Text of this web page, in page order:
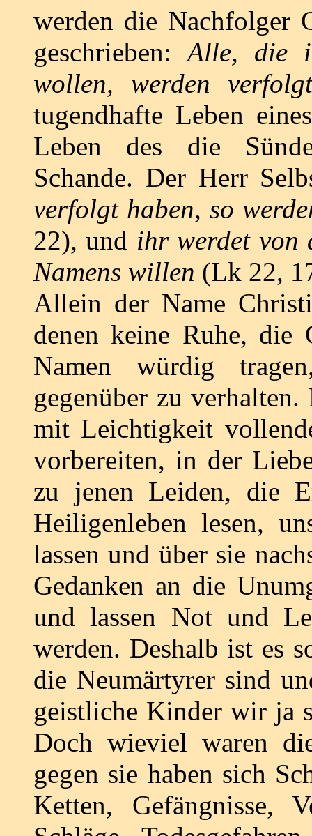
werden die Nachfolger
geschrieben:Alle, die
wollen, werden
tugendhafte Leben
Leben des die
Schande. Der Herr
verfolgt haben, so
22), und ihr werdet von
Namens willen (Lk 22,
Allein der Name
denen keine Ruhe, die
Namen würdig
gegenüber zu
mit Leichtigkeit
vorbereiten, in der
zu jenen Leiden, die
Heiligenleben lesen,
lassen und über sie
Gedanken an die
und lassen Not und
werden. Deshalb ist es
die Neumärtyrer sind
geistliche Kinder wir ja
Doch wieviel waren
gegen sie haben sich
Ketten, Gefängnisse,